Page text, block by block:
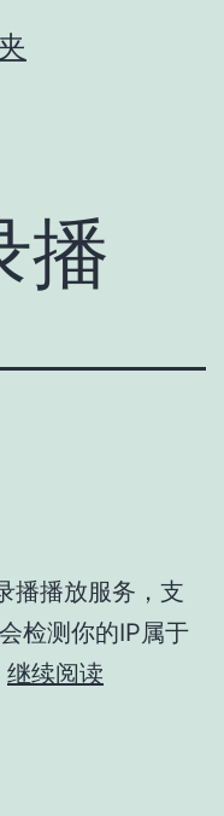
播
播播放服务，支
检测你的IP属于
继续阅读